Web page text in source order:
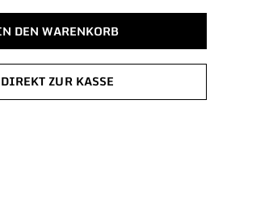
DEN WARENKORB
DIREKT ZUR KASSE